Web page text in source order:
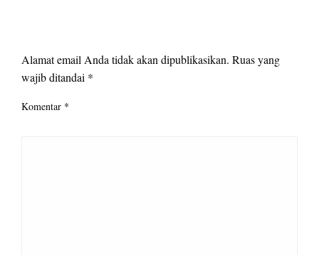
Alamat email Anda tidak akan dipublikasikan. Ruas yang
wajib ditandai *
Komentar *